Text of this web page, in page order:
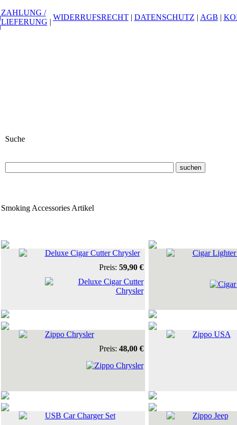
ZAHLUNG /
LIEFERUNG |
WIDERRUFSRECHT| DATENSCHUTZ | AGB |
Suche
Smoking Accessories Artikel
Deluxe Cigar Cutter Chrysler
Preis: 59,90 €
Cigar
Zippo Chrysler
Preis: 48,00 €
Zippo USA
USB Car Charger Set
Zippo Jeep